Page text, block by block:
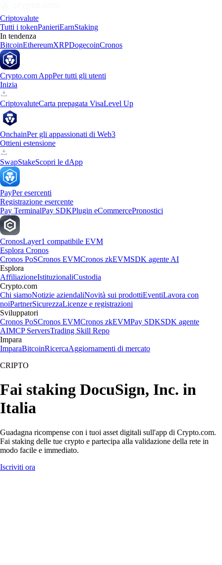
Criptovalute
Tutti i tokenPanieriEarnStaking
In tendenza
BitcoinEthereumXRPDogecoinCronos
Crypto.com AppPer tutti gli utenti
Inizia
CriptovaluteCarta prepagata VisaLevel Up
OnchainPer gli appassionati di Web3
Ottieni estensione
SwapStakeScopri le dApp
PayPer esercenti
Registrazione esercente
Pay TerminalPay SDKPlugin eCommercePronostici
CronosLayer1 compatibile EVM
Esplora Cronos
Cronos PoSCronos EVMCronos zkEVMSDK agente AI
Esplora
AffiliazioneIstituzionaliCustodia
Crypto.com
Chi siamoNotizie aziendaliNovità sui prodottiEventiLavora con
noiPartnerSicurezzaLicenze e registrazioni
Sviluppatori
Cronos PoSCronos EVMCronos zkEVMPay SDKSDK agente
AIMCP ServersTrading Skill Repo
Impara
ImparaBitcoinRicercaAggiornamenti di mercato
CRIPTO
Fai staking DocuSign, Inc. in
Italia
Guadagna ricompense con i tuoi asset digitali sull'app di Crypto.com.
Fai staking delle tue crypto e partecipa alla validazione della rete in
modo facile e immediato.
Iscriviti ora